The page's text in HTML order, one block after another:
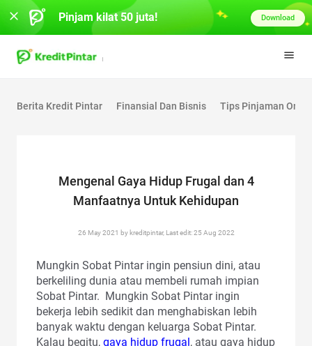
Berita Kredit Pintar Finansial Dan Bisnis Tips Pinjaman
Mengenal Gaya Hidup Frugal dan 4
Manfaatnya Untuk Kehidupan
26 May 2021 by kreditpintar, Last edit: 25 Aug 2022
Mungkin Sobat Pintar ingin pensiun dini, atau
berkeliling dunia atau membeli rumah impian
Sobat Pintar. Mungkin Sobat Pintar ingin
bekerja lebih sedikit dan menghabiskan lebih
banyak waktu dengan keluarga Sobat Pintar.
Kalau begitu, gaya hidup frugal, atau gaya hidup
Pinjam kilat 50 juta! Download